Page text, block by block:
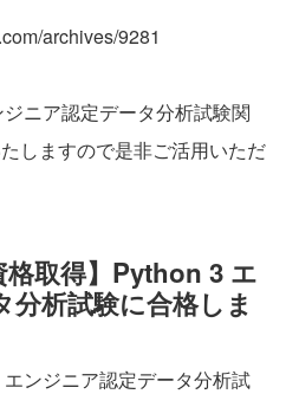
archives/9281
ニア認定データ分析試験関
しますので是非ご活用いただ
格取得】Python 3 エ
分析試験に合格しま
ンジニア認定データ分析試